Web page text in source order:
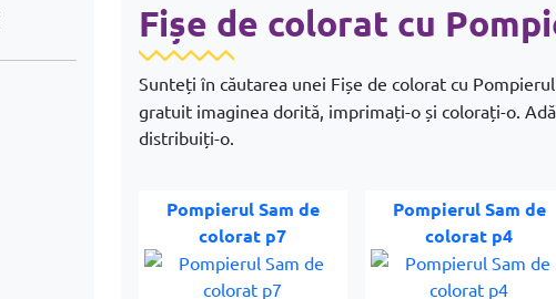
Fișe de colorat cu
Sunteți în căutarea unei Fișe de colorat cu
gratuit imaginea dorită, imprimați-o și colorați-o.
distribuiți-o.
Pompierul Sam de
colorat p7
Pompierul Sam de
colorat p4